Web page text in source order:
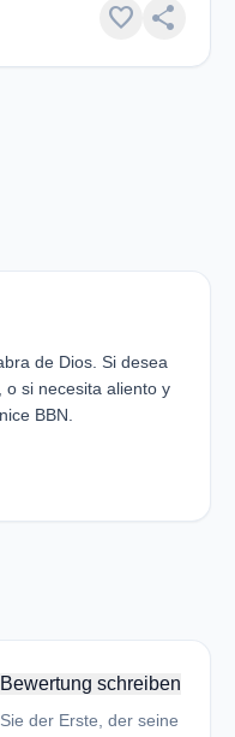
favorite share
de Dios. Si desea
o si necesita aliento y
BBN.
Bewertung schreiben
der Erste, der seine